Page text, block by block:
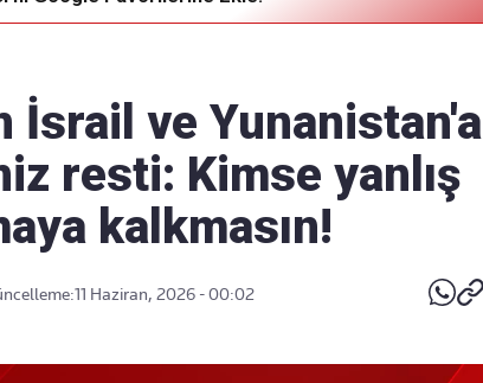
İsrail ve Yunanistan'a
resti: Kimse yanlış
kalkmasın!
11 Haziran, 2026 - 00:02